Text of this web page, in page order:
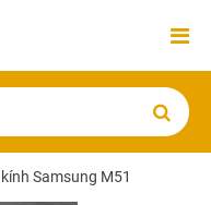
Samsung M51